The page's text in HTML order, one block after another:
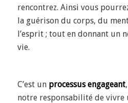
rencontrez. Ainsi vous
la guérison du corps, du
l’esprit ; tout en donnant un
vie.
C’est un processus engageant
notre responsabilité de vivre